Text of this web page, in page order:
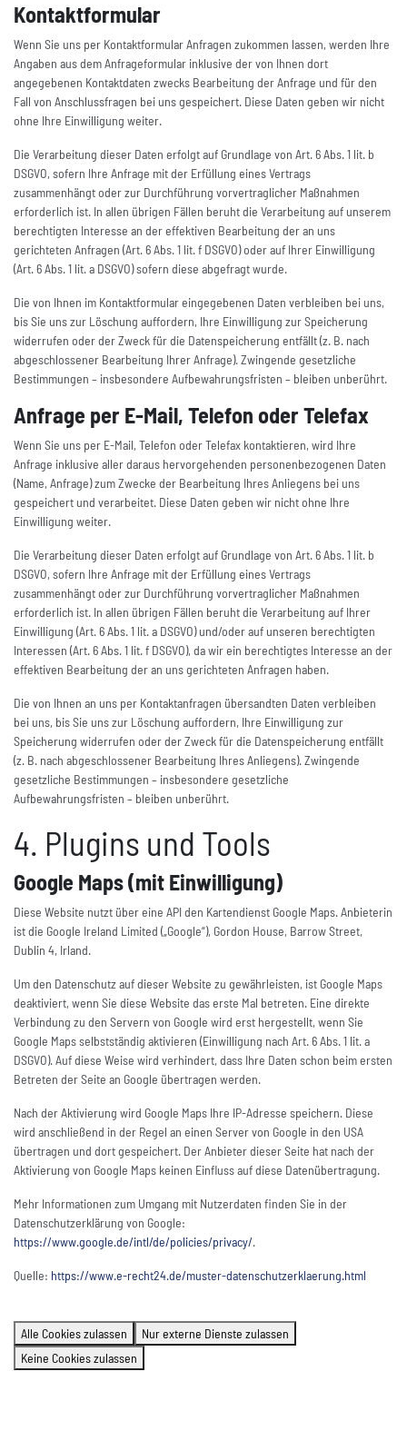
Kontaktformular
Wenn Sie uns per Kontaktformular Anfragen zukommen lassen, werden Ihre
Angaben aus dem Anfrageformular inklusive der von Ihnen dort
angegebenen Kontaktdaten zwecks Bearbeitung der Anfrage und für den
Fall von Anschlussfragen bei uns gespeichert. Diese Daten geben wir nicht
ohne Ihre Einwilligung weiter.
Die Verarbeitung dieser Daten erfolgt auf Grundlage von Art. 6 Abs. 1 lit. b
DSGVO, sofern Ihre Anfrage mit der Erfüllung eines Vertrags
zusammenhängt oder zur Durchführung vorvertraglicher Maßnahmen
erforderlich ist. In allen übrigen Fällen beruht die Verarbeitung auf unserem
berechtigten Interesse an der effektiven Bearbeitung der an uns
gerichteten Anfragen (Art. 6 Abs. 1 lit. f DSGVO) oder auf Ihrer Einwilligung
(Art. 6 Abs. 1 lit. a DSGVO) sofern diese abgefragt wurde.
Die von Ihnen im Kontaktformular eingegebenen Daten verbleiben bei uns,
bis Sie uns zur Löschung auffordern, Ihre Einwilligung zur Speicherung
widerrufen oder der Zweck für die Datenspeicherung entfällt (z. B. nach
abgeschlossener Bearbeitung Ihrer Anfrage). Zwingende gesetzliche
Bestimmungen – insbesondere Aufbewahrungsfristen – bleiben unberührt.
Anfrage per E-Mail, Telefon oder Telefax
Wenn Sie uns per E-Mail, Telefon oder Telefax kontaktieren, wird Ihre
Anfrage inklusive aller daraus hervorgehenden personenbezogenen Daten
(Name, Anfrage) zum Zwecke der Bearbeitung Ihres Anliegens bei uns
gespeichert und verarbeitet. Diese Daten geben wir nicht ohne Ihre
Einwilligung weiter.
Die Verarbeitung dieser Daten erfolgt auf Grundlage von Art. 6 Abs. 1 lit. b
DSGVO, sofern Ihre Anfrage mit der Erfüllung eines Vertrags
zusammenhängt oder zur Durchführung vorvertraglicher Maßnahmen
erforderlich ist. In allen übrigen Fällen beruht die Verarbeitung auf Ihrer
Einwilligung (Art. 6 Abs. 1 lit. a DSGVO) und/oder auf unseren berechtigten
Interessen (Art. 6 Abs. 1 lit. f DSGVO), da wir ein berechtigtes Interesse an der
effektiven Bearbeitung der an uns gerichteten Anfragen haben.
Die von Ihnen an uns per Kontaktanfragen übersandten Daten verbleiben
bei uns, bis Sie uns zur Löschung auffordern, Ihre Einwilligung zur
Speicherung widerrufen oder der Zweck für die Datenspeicherung entfällt
(z. B. nach abgeschlossener Bearbeitung Ihres Anliegens). Zwingende
gesetzliche Bestimmungen – insbesondere gesetzliche
Aufbewahrungsfristen – bleiben unberührt.
4. Plugins und Tools
Google Maps (mit Einwilligung)
Diese Website nutzt über eine API den Kartendienst Google Maps. Anbieterin
ist die Google Ireland Limited („Google“), Gordon House, Barrow Street,
Dublin 4, Irland.
Um den Datenschutz auf dieser Website zu gewährleisten, ist Google Maps
deaktiviert, wenn Sie diese Website das erste Mal betreten. Eine direkte
Verbindung zu den Servern von Google wird erst hergestellt, wenn Sie
Google Maps selbstständig aktivieren (Einwilligung nach Art. 6 Abs. 1 lit. a
DSGVO). Auf diese Weise wird verhindert, dass Ihre Daten schon beim ersten
Betreten der Seite an Google übertragen werden.
Nach der Aktivierung wird Google Maps Ihre IP-Adresse speichern. Diese
wird anschließend in der Regel an einen Server von Google in den USA
übertragen und dort gespeichert. Der Anbieter dieser Seite hat nach der
Aktivierung von Google Maps keinen Einfluss auf diese Datenübertragung.
Mehr Informationen zum Umgang mit Nutzerdaten finden Sie in der
Datenschutzerklärung von Google:
https://www.google.de/intl/de/policies/privacy/.
Quelle: https://www.e-recht24.de/muster-datenschutzerklaerung.html
Alle Cookies zulassen
Nur externe Dienste zulassen
Keine Cookies zulassen